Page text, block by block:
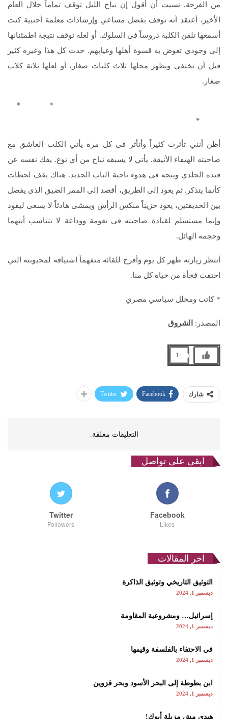
من الفرحة. نسيت أن أقول إن نباح الليل توقف تماماً خلال العام
الأخير، أعتقد أنه توقف بفضل مساعي وإرشادات معلمة أجنبية كنت
أسمعها تلقن الكلبة دروساً فى السلوك. أو لعله توقف نتيجة اطمئنانها
إلى وجودي تعوض به قسوة أهلها وغيابهم. حدث كل هذا وغيره كثير
قبل أن تختفي ويظهر محلها ثلاث كلبات صغار، أو لعلها ثلاثة كلاب
صغار.
* *
*
أظن أنني تأثرت كثيراً وأتأثر فى كل مرة يأتي الكلب العاشق مع
صاحبته الهيفاء الأنيقة. يأتي لا يسبقه نباح من أي نوع. يفك نفسه عن
قيده الجلدي ويتجه فى هدوء ناحية الباب الحديد. هناك يقف لحظات
كأنما يتذكر. ثم يعود إلى الطريق، أقصد إلى الممر الضيق الذى يفصل
بين الحديقتين، يعود حزيناً منكس الرأس ويمشى هادئاً لا يسعى ليقود
وإنما مستسلم لقيادة صاحبته فى نعومة ووداعة لا تتناسب أيتهما
وحجمه الهائل.
أنتظر زيارته ظهر كل يوم وأفرح للقائه متفهماً اشتياقه لمحبوبته التي
اختفت فجأة من حياة كل منا.
* كاتب ومحلل سياسي مصري
المصدر: الشروق
+1
شارك Facebook
Twitter
التعليقات مغلقة.
ابقى على تواصل
Facebook
Likes
Twitter
Followers
اخر المقالات
التوثيق التاريخي وتوثيق الذاكرة
ديسمبر 1, 2024
إسرائيل… ومشروعية المقاومة
ديسمبر 1, 2024
في الاحتفاء بالفلسفة وقيمها
ديسمبر 1, 2024
ابن بطوطة إلى البحر الأسود وبحر قزوين
ديسمبر 1, 2024
هيدي مش مزبلة أبوك!